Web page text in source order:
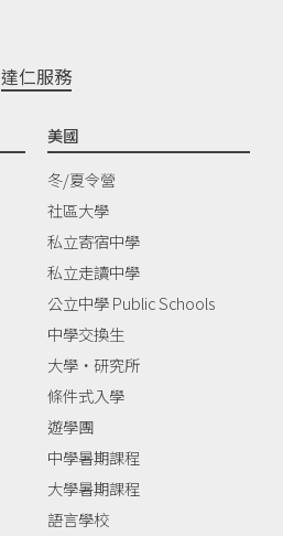
達仁服務
美國
冬/夏令營
社區大學
私立寄宿中學
私立走讀中學
公立中學 Public Schools
中學交換生
大學‧研究所
條件式入學
遊學團
中學暑期課程
大學暑期課程
語言學校